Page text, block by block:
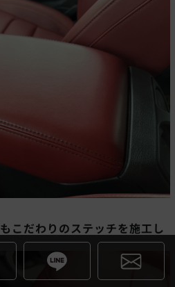
こだわりのステッチを施工し